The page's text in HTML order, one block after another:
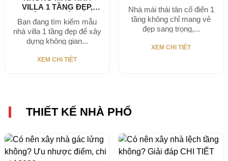
VILLA 1 TẦNG ĐẸP,
Bạn đang tìm kiếm mẫu
nhà villa 1 tầng đẹp để xây
dựng không gian...
XEM CHI TIẾT
Nhà mái thái tân cổ điển 1
tầng không chỉ mang vẻ
đẹp sang trọng,...
XEM CHI TIẾT
THIẾT KẾ NHÀ PHỐ